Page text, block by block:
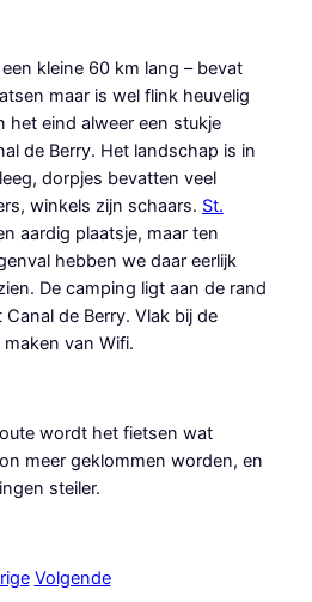
kleine 60 km lang – bevat
maar is wel flink heuvelig
het eind alweer een stukje
de Berry. Het landschap is in
dorpjes bevatten veel
winkels zijn schaars. St.
aardig plaatsje, maar ten
hebben we daar eerlijk
De camping ligt aan de rand
de Berry. Vlak bij de
van Wifi.
wordt het fietsen wat
meer geklommen worden, en
steiler.
Volgende